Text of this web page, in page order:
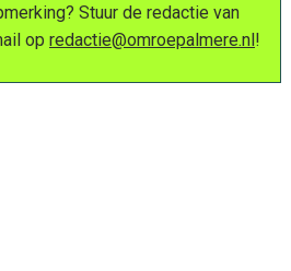
Stuur de redactie van
op redactie@omroepalmere.nl!